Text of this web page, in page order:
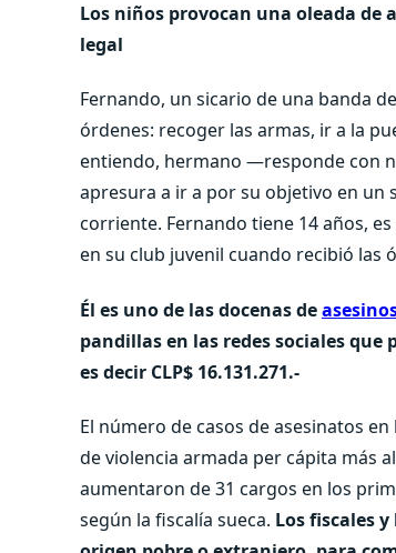
Los niños provocan una oleada de
legal
Fernando, un sicario de una banda
órdenes: recoger las armas, ir a la
entiendo, hermano —responde con
apresura a ir a por su objetivo en un
corriente. Fernando tiene 14 años,
en su club juvenil cuando recibió las
Él es uno de las docenas de
pandillas en las redes sociales que
es decir CLP$ 16.131.271.-
El número de casos de asesinatos
de violencia armada per cápita más
aumentaron de 31 cargos en los
según la fiscalía sueca. Los fiscales